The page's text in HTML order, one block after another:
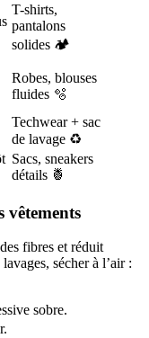
T-shirts,
pantalons
solides 🏕️
Robes, blouses
fluides 🫧
Techwear + sac
de lavage ♻️
Sacs, sneakers
détails 🍍
vêtements
fibres et réduit
sécher à l’air :
sobre.